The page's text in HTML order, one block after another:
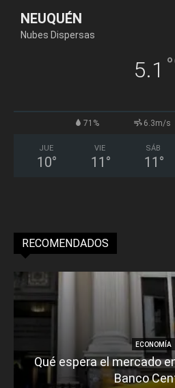
NEUQUÉN
Nubes Dispersas
5.1 °
71% 6.3m/s
JUE
10°
VIE
11 °
SÁB
11 °
RECOMENDADOS
ECONOMÍA
Qué espera el mercado
Banco